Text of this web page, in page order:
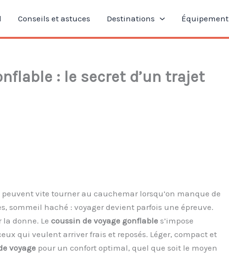
Conseils et astuces Destinations Équipement
: le secret d’un trajet
vite tourner au cauchemar lorsqu’on manque de
sommeil haché : voyager devient parfois une épreuve.
donne. Le coussin de voyage gonflables’impose
qui veulent arriver frais et reposés. Léger, compact et
voyagepour un confort optimal, quel que soit le moyen